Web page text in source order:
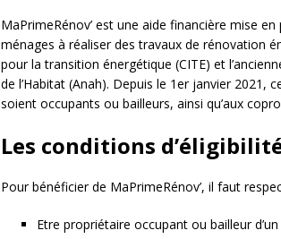
MaPrimeRénov’ est une aide financière mise
ménages à réaliser des travaux de rénovation
pour la transition énergétique (CITE) et
de l’Habitat (Anah). Depuis le 1er janvier 2021,
soient occupants ou bailleurs, ainsi qu’aux
Les conditions
Pour bénéficier de MaPrimeRénov’, il faut
Etre propriétaire occupant ou bailleur